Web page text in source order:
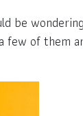
be
few of them